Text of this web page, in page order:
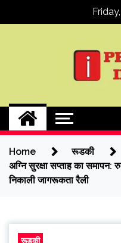
Home
रूडकी
अग्नि सुरक्षा सप्ताह का समापन:
निकाली जागरूकता रैली
रूडकी